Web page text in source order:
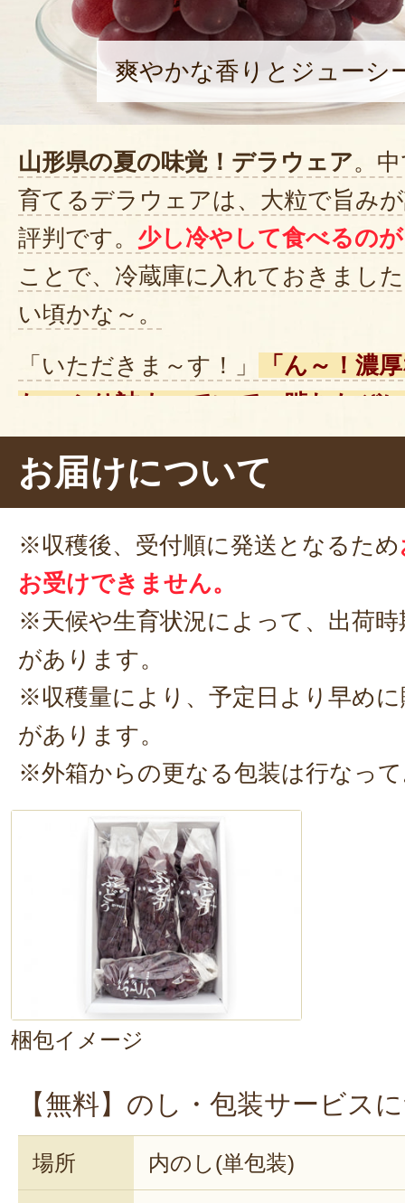
爽やかな香りとジューシ
山形県の夏の味覚！デラウェア。
育てるデラウェアは、大粒で旨み
評判です。 少し冷やして食べるの
ことで、冷蔵庫に入れておきまし
い頃かな～。
「いただきま～す！」
「ん～！濃
たっぷり詰まっていて、噛むたび
がります。これはおいしい！」。
とっても爽やかなので、夏のデザ
そのまま食べるのはもちろん、ヨ
ッピングにしてもおいしいですよ
お届けについて
※収穫後、受付順に発送となるため
お受けできません。
※天候や生育状況によって、出荷
があります。
※収穫量により、予定日より早め
があります。
※外箱からの更なる包装は行なっ
梱包イメージ
【無料】のし・包装サービス
場所 内のし(単包装)